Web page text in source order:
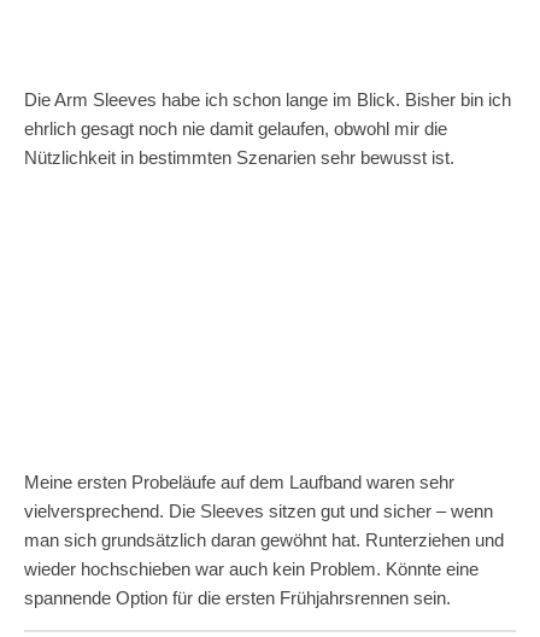
Die Arm Sleeves habe ich schon lange im Blick. Bisher bin ich
ehrlich gesagt noch nie damit gelaufen, obwohl mir die
Nützlichkeit in bestimmten Szenarien sehr bewusst ist.
Meine ersten Probeläufe auf dem Laufband waren sehr
vielversprechend. Die Sleeves sitzen gut und sicher – wenn
man sich grundsätzlich daran gewöhnt hat. Runterziehen und
wieder hochschieben war auch kein Problem. Könnte eine
spannende Option für die ersten Frühjahrsrennen sein.